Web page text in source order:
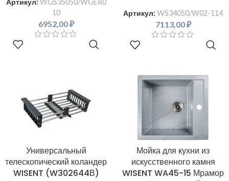
Артикул: WGS35050/WGER0
10
6952,00₽
Артикул: WS34050/W02-114
7113,00₽
Универсальный
телескопический коландер
WISENT (W302644В)
Мойка для кухни из
искусственного камня
WISENT WA45-15 Мрамор